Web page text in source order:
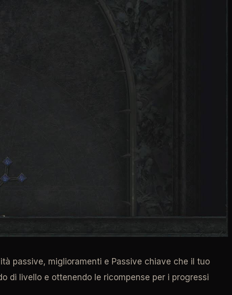
passive, miglioramenti e Passive chiave che il tuo
di livello e ottenendo le ricompense per i progressi